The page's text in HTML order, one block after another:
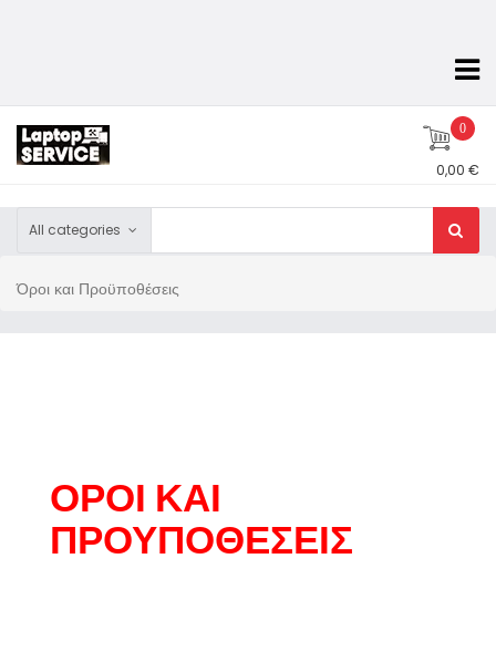
0
0,00 €
All categories
Όροι και Προϋποθέσεις
ΟΡΟΙ ΚΑΙ
ΠΡΟΥΠΟΘΕΣΕΙΣ